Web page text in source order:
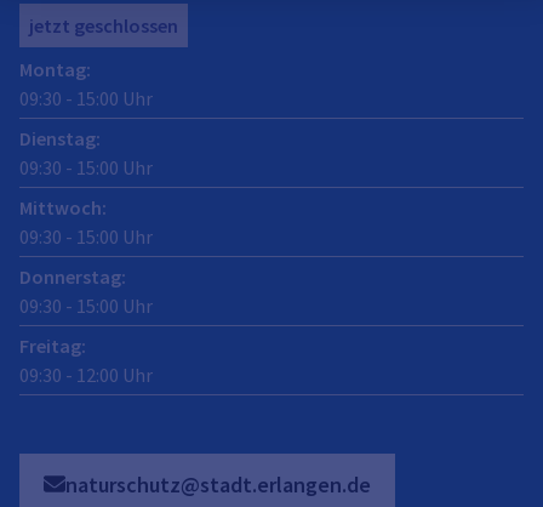
jetzt geschlossen
Montag:
09:30 - 15:00 Uhr
Dienstag:
09:30 - 15:00 Uhr
Mittwoch:
09:30 - 15:00 Uhr
Donnerstag:
09:30 - 15:00 Uhr
Freitag:
09:30 - 12:00 Uhr
naturschutz@stadt.erlangen.de